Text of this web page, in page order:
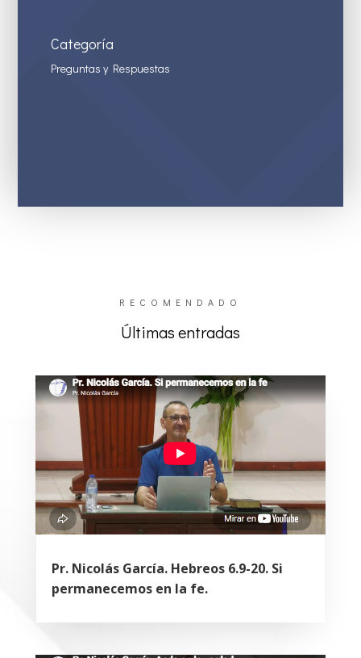
Categoría
Preguntas y Respuestas
RECOMENDADO
Últimas entradas
Pr. Nicolás García. Hebreos 6.9-20. Si
permanecemos en la fe.